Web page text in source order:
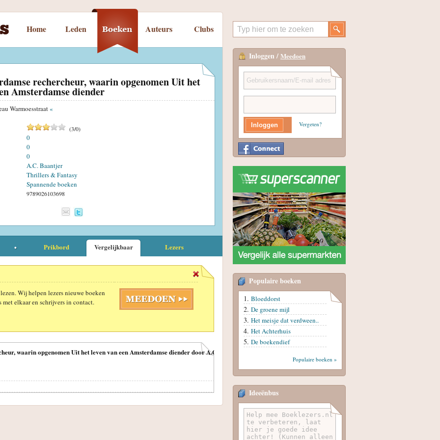
Home Leden Auteurs Clubs
rechercheur, waarin opgenomen Uit het
Amsterdamse diender
Warmoesstraat «
(3/0)
0
0
0
A.C. Baantjer
Thrillers & Fantasy
Spannende boeken
9789026103698
Prikbord Vergelijkbaar Lezers
Wij helpen lezers nieuwe boeken
elkaar en schrijvers in contact.
waarin opgenomen Uit het leven van een Amsterdamse diender door A.C.
Inloggen / Meedoen
Vergeten?
Populaire boeken
Bloeddorst
De groene mijl
Het meisje dat verdween..
Het Achterhuis
De boekendief
Populaire boeken »
Ideeënbus